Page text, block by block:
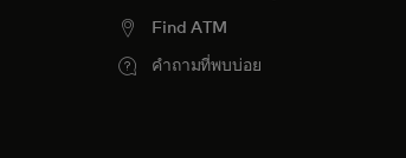
Find ATM
คำถามที่พบบ่อย